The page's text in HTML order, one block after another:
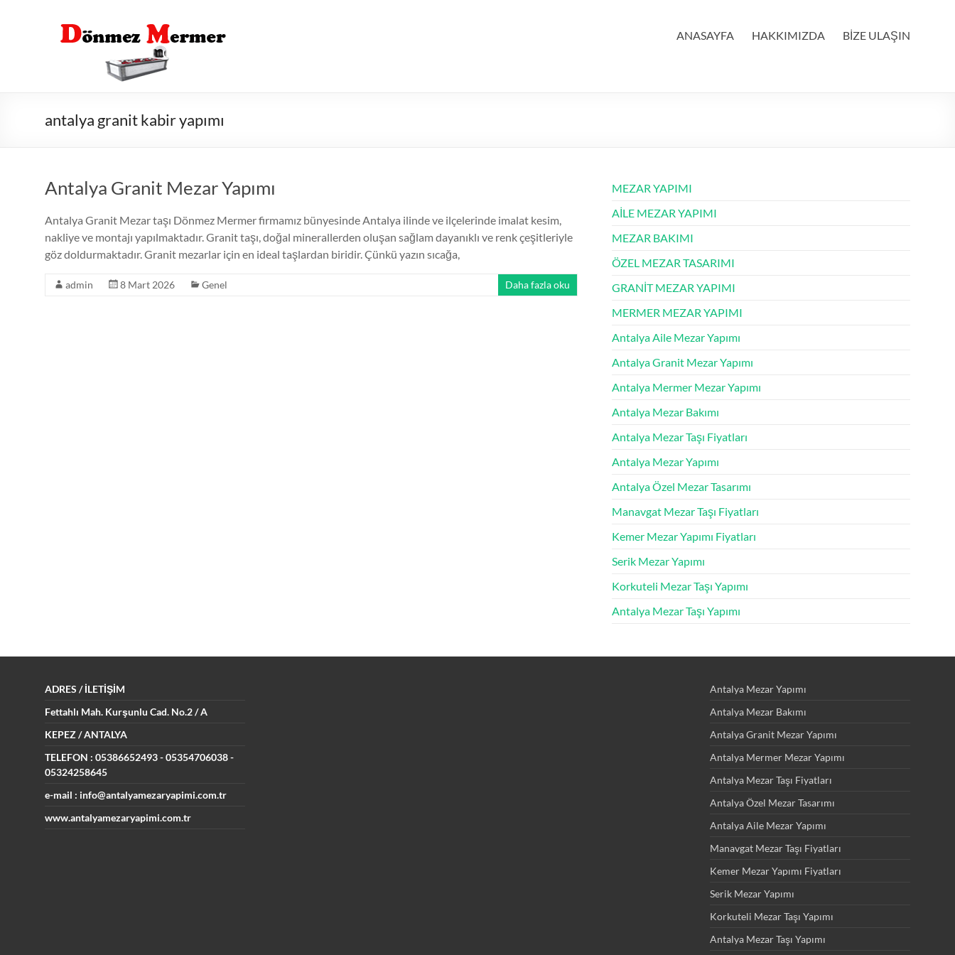
ANASAYFA HAKKIMIZDA BİZE ULAŞIN
antalya granit kabir yapımı
Antalya Granit Mezar Yapımı
Antalya Granit Mezar taşı Dönmez Mermer firmamız bünyesinde Antalya ilinde ve ilçelerinde imalat kesim,
nakliye ve montajı yapılmaktadır. Granit taşı, doğal minerallerden oluşan sağlam dayanıklı ve renk çeşitleriyle
göz doldurmaktadır. Granit mezarlar için en ideal taşlardan biridir. Çünkü yazın sıcağa,
admin 8 Mart 2026 Genel Daha fazla oku
MEZAR YAPIMI
AİLE MEZAR YAPIMI
MEZAR BAKIMI
ÖZEL MEZAR TASARIMI
GRANİT MEZAR YAPIMI
MERMER MEZAR YAPIMI
Antalya Aile Mezar Yapımı
Antalya Granit Mezar Yapımı
Antalya Mermer Mezar Yapımı
Antalya Mezar Bakımı
Antalya Mezar Taşı Fiyatları
Antalya Mezar Yapımı
Antalya Özel Mezar Tasarımı
Manavgat Mezar Taşı Fiyatları
Kemer Mezar Yapımı Fiyatları
Serik Mezar Yapımı
Korkuteli Mezar Taşı Yapımı
Antalya Mezar Taşı Yapımı
ADRES / İLETİŞİM
Fettahlı Mah. Kurşunlu Cad. No.2 / A
KEPEZ / ANTALYA
TELEFON : 05386652493- 05354706038 -
05324258645
e-mail : info@antalyamezaryapimi.com.tr
www.antalyamezaryapimi.com.tr
Antalya Mezar Yapımı
Antalya Mezar Bakımı
Antalya Granit Mezar Yapımı
Antalya Mermer Mezar Yapımı
Antalya Mezar Taşı Fiyatları
Antalya Özel Mezar Tasarımı
Antalya Aile Mezar Yapımı
Manavgat Mezar Taşı Fiyatları
Kemer Mezar Yapımı Fiyatları
Serik Mezar Yapımı
Korkuteli Mezar Taşı Yapımı
Antalya Mezar Taşı Yapımı